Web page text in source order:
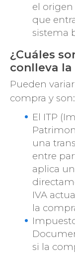
el
que
sistema
¿Cuáles
conlleva la
Pueden
compra y son:
El ITP
una
entre
aplica
IVA
la
si la